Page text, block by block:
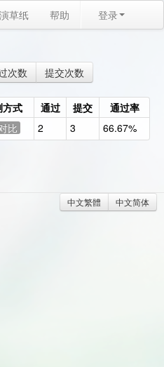
演草纸 帮助 登录
次数 提交次数
方式 通过 提交
通过率
比 2 3 66.67%
中文繁體 中文简体